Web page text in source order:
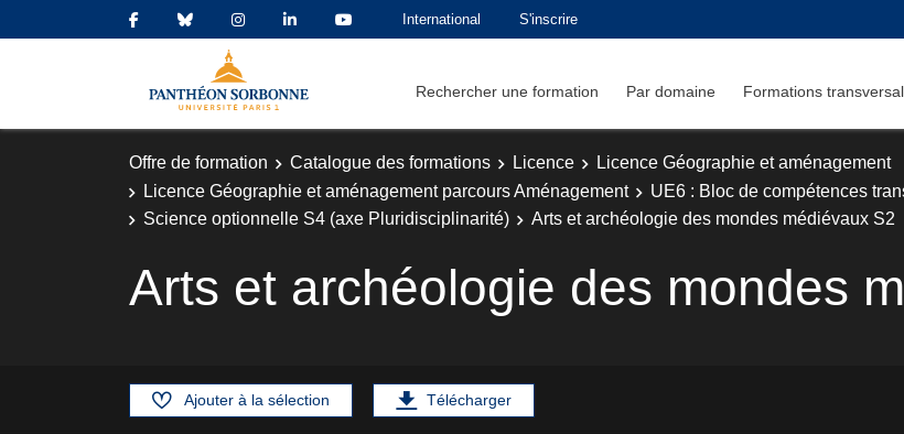
International S'inscrire
Rechercher une formation Par domaine Formations
Offre de formation Catalogue des formations Licence
Licence Géographie et aménagement
Licence Géographie et aménagement parcours Aménagement
UE6 : Bloc de compétences
Science optionnelle S4 (axe Pluridisciplinarité)
Arts et archéologie des mondes médiévaux S2
Arts et archéologie des mondes
Ajouter à la sélection Télécharger